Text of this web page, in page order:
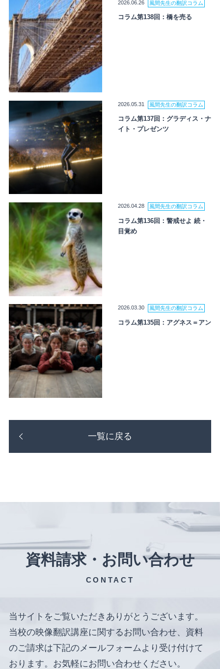
2026.06.26 風間先生の翻訳コラム
コラム第138回：橋を売る
2026.05.31 風間先生の翻訳コラム
コラム第137回：グラディス・ナ
イト・プレゼンツ
2026.04.28 風間先生の翻訳コラム
コラム第136回：警戒せよ 続・
目覚め
2026.03.30 風間先生の翻訳コラム
コラム第135回：アグネス＝アン
一覧に戻る
資料請求・お問い合わせ
CONTACT
当サイトをご覧いただきありがとうございます。
当校の映像翻訳講座に関するお問い合わせ、資料
のご請求は下記のメールフォームより受け付けて
おります。お気軽にお問い合わせください。